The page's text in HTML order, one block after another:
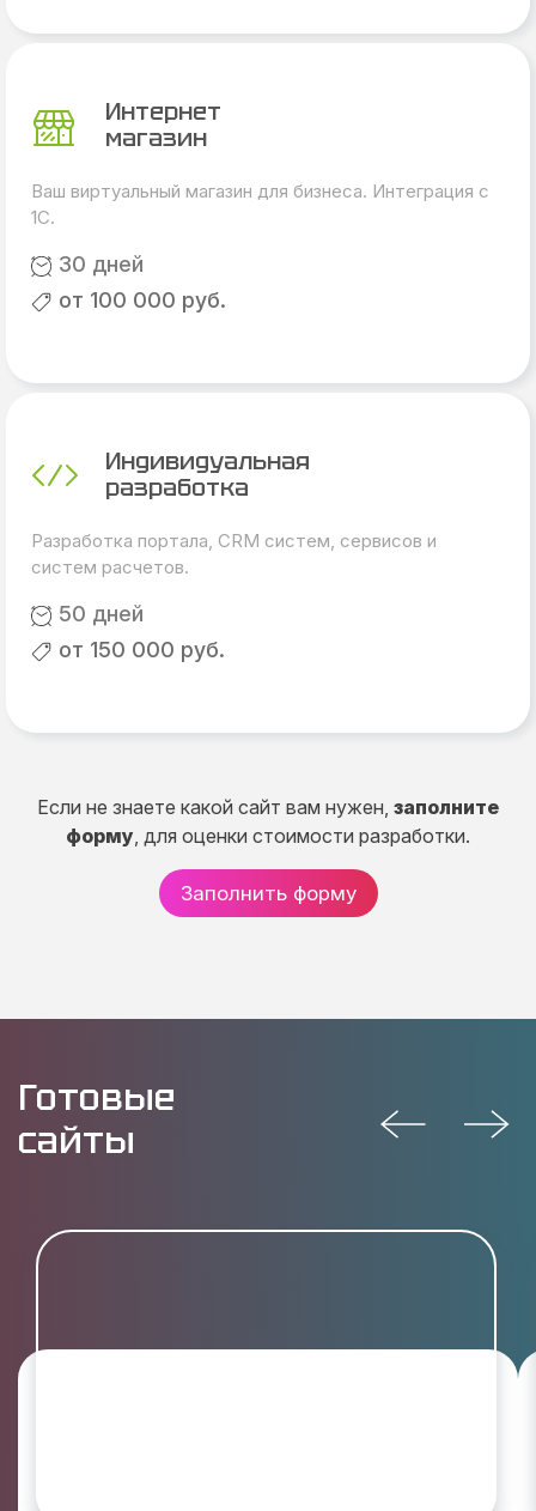
Интернет
магазин
Ваш виртуальный магазин для бизнеса. Интеграция с
1С.
30 дней
от 100 000 руб.
Индивидуальная
разработка
Разработка портала, CRM систем, сервисов и
систем расчетов.
50 дней
от 150 000 руб.
Если не знаете какой сайт вам нужен, заполните
форму, для оценки стоимости разработки.
Заполнить форму
Готовые
сайты